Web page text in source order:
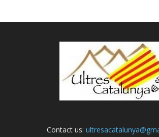
Contact us: